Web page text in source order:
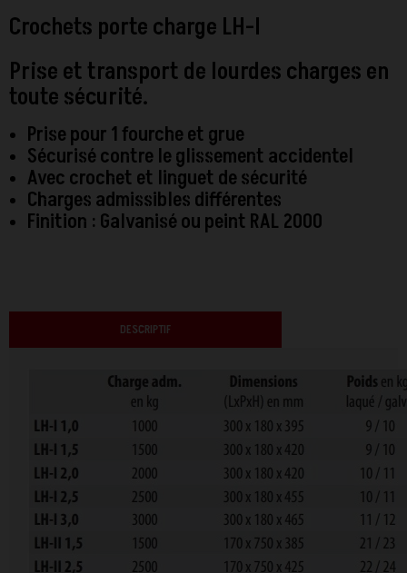
Crochets porte charge LH-I
Prise et transport de lourdes charges en
toute sécurité.
Prise pour 1 fourche et grue
Sécurisé contre le glissement accidentel
Avec crochet et linguet de sécurité
Charges admissibles différentes
Finition : Galvanisé ou peint RAL 2000
DESCRIPTIF